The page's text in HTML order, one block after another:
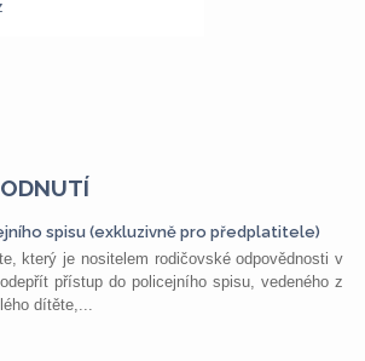
spisu (exkluzivně pro předplatitele)
který je nositelem rodičovské odpovědnosti v
přístup do policejního spisu, vedeného z
dítěte,...